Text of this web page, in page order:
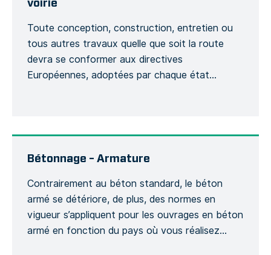
voirie
Toute conception, construction, entretien ou
tous autres travaux quelle que soit la route
devra se conformer aux directives
Européennes, adoptées par chaque état
la voirie, des classements du niveau de sécurité,
l’entretien du réseau routier ainsi […]
Bétonnage – Armature
Contrairement au béton standard, le béton
armé se détériore, de plus, des normes en
vigueur s’appliquent pour les ouvrages en béton
armé en fonction du pays où vous réalisez